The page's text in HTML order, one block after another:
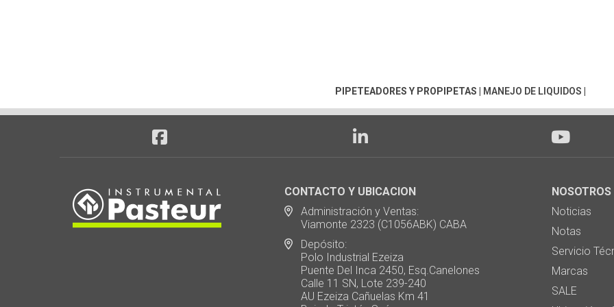
PIPETEADORES Y PROPIPETAS MANEJO DE LIQUIDOS
CONTACTO Y UBICACION
Administración y Ventas:
Viamonte 2323 (C1056ABK) CABA
Depósito:
Polo Industrial Ezeiza
Puente Del Inca 2450, Esq.Canelones
Calle 11 SN, Lote 239-240
AU Ezeiza Cañuelas Km 41
NOSOTROS
Noticias
Notas
Servicio
Marcas
SALE